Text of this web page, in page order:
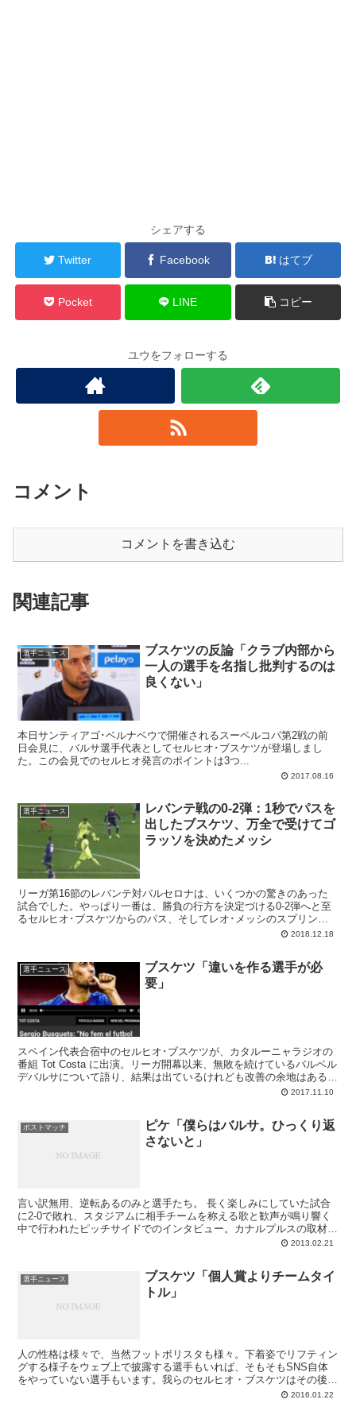
シェアする
Twitter Facebook はてブ
Pocket LINE コピー
ユウをフォローする
コメント
コメントを書き込む
関連記事
選手ニュース
ブスケツの反論「クラブ内部から
一人の選手を名指し批判するのは
良くない」
本日サンティアゴ･ベルナベウで開催されるスーペルコパ第2戦の前
日会見に、バルサ選手代表としてセルヒオ･ブスケツが登場しまし
た。この会見でのセルヒオ発言のポイントは3つ...
2017.08.16
選手ニュース
レバンテ戦の0-2弾：1秒でパスを
出したブスケツ、万全で受けてゴ
ラッソを決めたメッシ
リーガ第16節のレバンテ対バルセロナは、いくつかの驚きのあった
試合でした。やっぱり一番は、勝負の行方を決定づける0-2弾へと至
るセルヒオ･ブスケツからのパス、そしてレオ･メッシのスプリント
2018.12.18
選手ニュース
ブスケツ「違いを作る選手が必
要」
スペイン代表合宿中のセルヒオ･ブスケツが、カタルーニャラジオの
番組 Tot Costa に出演。リーガ開幕以来、無敗を続けているバルベル
デバルサについて語り、結果は出ているけれども改善の余地はあると
2017.11.10
ポストマッチ
ピケ「僕らはバルサ。ひっくり返
さないと」
言い訳無用、逆転あるのみと選手たち。 長く楽しみにしていた試合
に2-0で敗れ、スタジアムに相手チームを称える歌と歓声が鳴り響く
中で行われたピッチサイドでのインタビュー。カナルプルスの取材に
2013.02.21
選手ニュース
ブスケツ「個人賞よりチームタイ
トル」
人の性格は様々で、当然フットボリスタも様々。下着姿でリフティン
グする様子をウェブ上で披露する選手もいれば、そもそもSNS自体
をやっていない選手もいます。我らのセルヒオ・ブスケツはその後者
の好例で、“地味をもって尊しと為す”といわんばかりに地味街道をま
2016.01.22